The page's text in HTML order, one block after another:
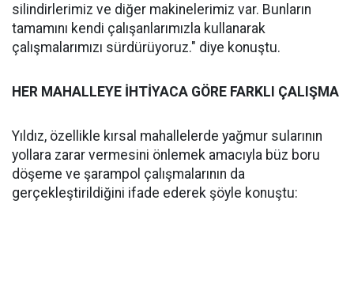
silindirlerimiz ve diğer makinelerimiz var. Bunların
tamamını kendi çalışanlarımızla kullanarak
çalışmalarımızı sürdürüyoruz." diye konuştu.
HER MAHALLEYE İHTİYACA GÖRE FARKLI ÇALIŞMA
Yıldız, özellikle kırsal mahallelerde yağmur sularının
yollara zarar vermesini önlemek amacıyla büz boru
döşeme ve şarampol çalışmalarının da
gerçekleştirildiğini ifade ederek şöyle konuştu: